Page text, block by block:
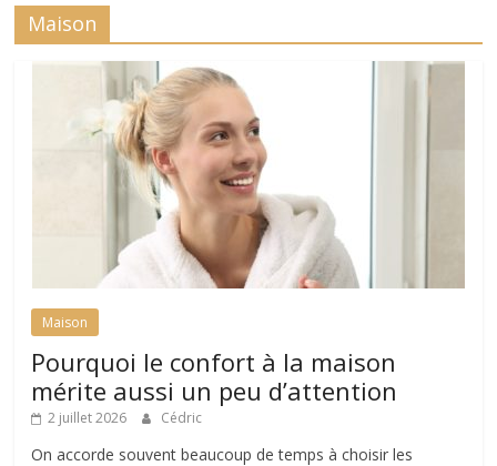
Maison
Maison
Pourquoi le confort à la maison
mérite aussi un peu d’attention
2 juillet 2026 Cédric
On accorde souvent beaucoup de temps à choisir les